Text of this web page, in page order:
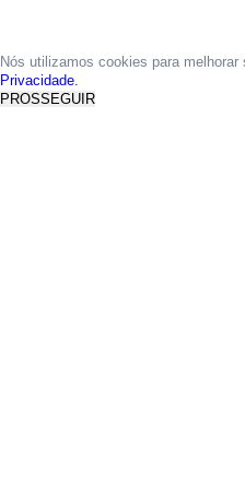
Nós utilizamos cookies para
Privacidade.
PROSSEGUIR